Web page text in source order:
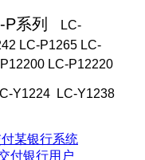
P系列
LC-
LC-P1265 LC-
LC-P12220
Y1224 LC-Y1238
某银行系统
付银行用户